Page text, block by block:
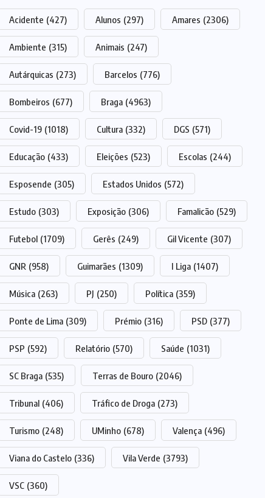
Acidente (427) Alunos (297) Amares (2306)
Ambiente (315) Animais (247)
Autárquicas (273) Barcelos (776)
Bombeiros (677) Braga (4963)
Covid-19 (1018) Cultura (332) DGS (571)
Educação (433) Eleições (523) Escolas (244)
Esposende (305) Estados Unidos (572)
Estudo (303) Exposição (306) Famalicão (529)
Futebol (1709) Gerês (249) Gil Vicente (307)
GNR (958) Guimarães (1309) I Liga (1407)
Música (263) PJ (250) Política (359)
Ponte de Lima (309) Prémio (316) PSD (377)
PSP (592) Relatório (570) Saúde (1031)
SC Braga (535) Terras de Bouro (2046)
Tribunal (406) Tráfico de Droga (273)
Turismo (248) UMinho (678) Valença (496)
Viana do Castelo (336) Vila Verde (3793)
VSC (360)